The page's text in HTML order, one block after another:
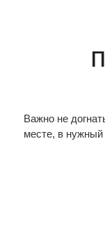
Важно не
месте, в нужный